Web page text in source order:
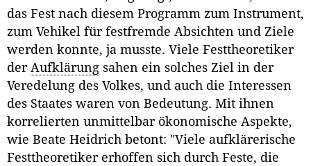
das Fest nach diesem Programm zum Instrument,
zum Vehikel für festfremde Absichten und Ziele
werden konnte, ja musste. Viele Festtheoretiker
der Aufklärung sahen ein solches Ziel in der
Veredelung des Volkes, und auch die Interessen
des Staates waren von Bedeutung. Mit ihnen
korrelierten unmittelbar ökonomische Aspekte,
wie Beate Heidrich betont: "Viele aufklärerische
Festtheoretiker erhoffen sich durch Feste, die